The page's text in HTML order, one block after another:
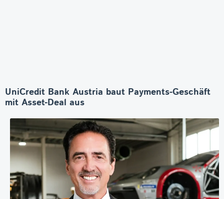
UniCredit Bank Austria baut Payments-Geschäft
mit Asset-Deal aus